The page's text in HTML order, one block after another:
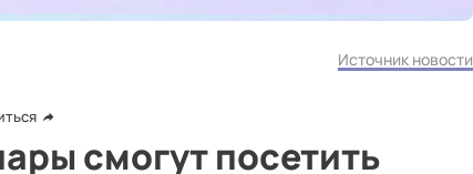
Источник новости
смогут посетить